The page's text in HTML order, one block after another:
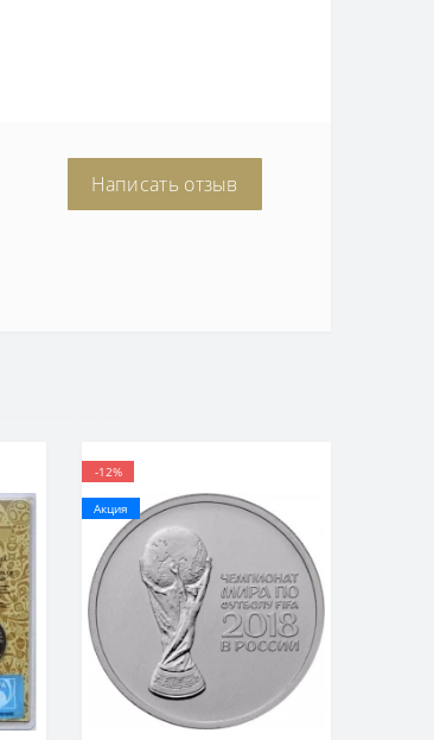
Написать отзыв
-12%
Акция